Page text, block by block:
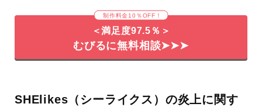
制作料金10％OFF！
＜満足度97.5％＞
むびるに無料相談➤➤➤
SHElikes（シーライクス）の炎上に関す